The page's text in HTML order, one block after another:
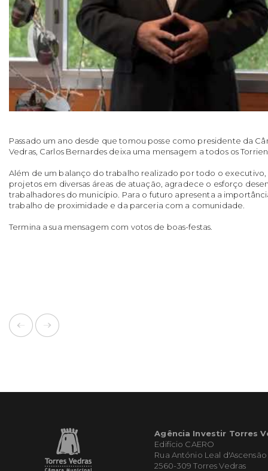
Passado um ano desde que tomou posse como presidente da
Vedras, Carlos Bernardes deixa uma mensagem a todos os
Além de um balanço do trabalho realizado por todo o executivo,
projetos em diversas áreas de atuação, agradece o esforço
trabalhadores do município. Para o futuro apresenta a
trabalho de proximidade e da parceria com a comunidade.
Termina a sua mensagem com votos de boas-festas.
Agência Investir Torres
Edifício CAERO
Rua António Leal d'Ascensão
2560-309 Torres Vedras